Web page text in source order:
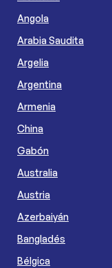
Angola
Arabia Saudita
Argelia
Argentina
Armenia
China
Gabón
Australia
Austria
Azerbaiyán
Bangladés
Bélgica